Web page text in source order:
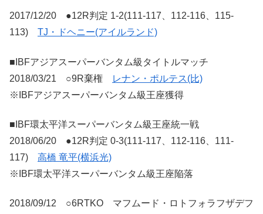
2017/12/20 ●12R判定 1-2(111-117、112-116、115-
113) TJ・ドヘニー(アイルランド)
■IBFアジアスーパーバンタム級タイトルマッチ
2018/03/21 ○9R棄権
レナン・ポルテス(比)
※IBFアジアスーパーバンタム級王座獲得
■IBF環太平洋スーパーバンタム級王座統一戦
2018/06/20 ●12R判定 0-3(111-117、112-116、111-
117) 高橋 竜平(横浜光)
※IBF環太平洋スーパーバンタム級王座陥落
2018/09/12 ○6RTKO マフムード・ロトフォラフザデフ